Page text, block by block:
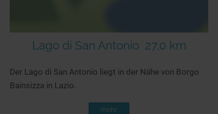
Lago di San Antonio 27,0 km
Der Lago di San Antonio liegt in der Nähe von Borgo
Bainsizza in Lazio.
mehr